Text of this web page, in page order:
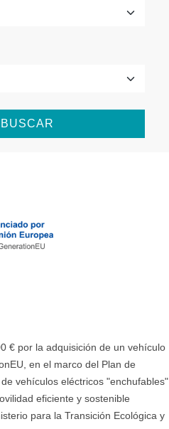
BUSCAR
€ por la adquisición de un vehículo
en el marco del Plan de
vehículos eléctricos "enchufables"
eficiente y sostenible
para la Transición Ecológica y